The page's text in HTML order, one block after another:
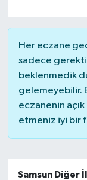
Her eczane
sadece
beklenmedik
gelemeyebilir.
eczanenin
etmeniz iyi bir
Samsun Diğer